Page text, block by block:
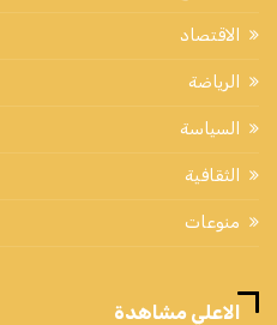
الاقتصاد
الرياضة
السياسة
الثقافية
منوعات
الاعلي مشاهدة